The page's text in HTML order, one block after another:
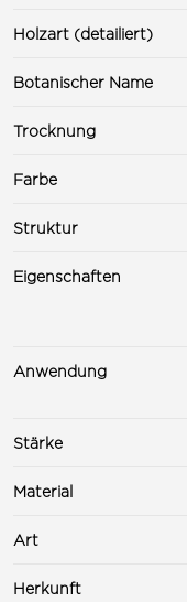
Holzart (detailiert)
Botanischer Name
Trocknung
Farbe
Struktur
Eigenschaften
Anwendung
Stärke
Material
Art
Herkunft